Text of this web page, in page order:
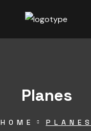
Planes
HOME PLANES